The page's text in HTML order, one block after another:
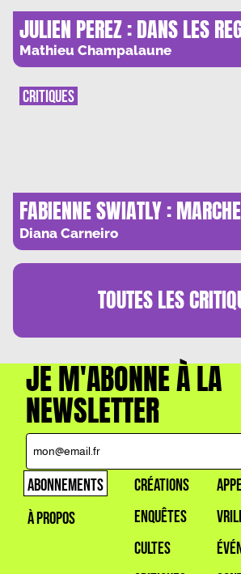
JULIEN PEREZ : DANS LES
Mathieu Champalaune
FABIENNE SWIATLY :
PAS TOMBER
Diana Carneiro
CRITIQUES
TOUTES LES
JE M'ABONNE À LA
NEWSLETTER
ABONNEMENTS
À PROPOS
CRÉATIONS
ENQUÊTES
CULTES